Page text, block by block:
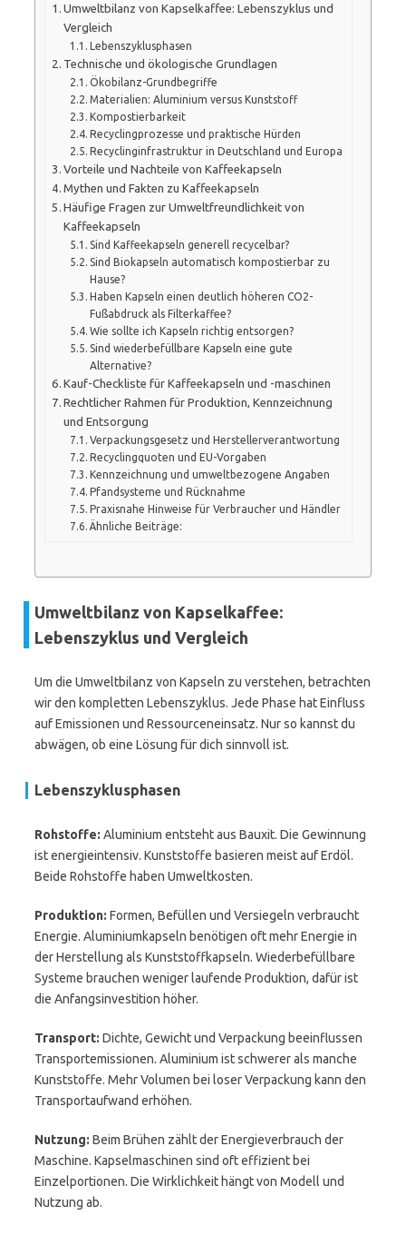
Umweltbilanz von Kapselkaffee: Lebenszyklus und
Vergleich
Lebenszyklusphasen
Technische und ökologische Grundlagen
Ökobilanz-Grundbegriffe
Materialien: Aluminium versus Kunststoff
Kompostierbarkeit
Recyclingprozesse und praktische Hürden
Recyclinginfrastruktur in Deutschland und Europa
Vorteile und Nachteile von Kaffeekapseln
Mythen und Fakten zu Kaffeekapseln
Häufige Fragen zur Umweltfreundlichkeit von
Kaffeekapseln
Sind Kaffeekapseln generell recycelbar?
Sind Biokapseln automatisch kompostierbar zu
Hause?
Haben Kapseln einen deutlich höheren CO2-
Fußabdruck als Filterkaffee?
Wie sollte ich Kapseln richtig entsorgen?
Sind wiederbefüllbare Kapseln eine gute
Alternative?
Kauf-Checkliste für Kaffeekapseln und -maschinen
Rechtlicher Rahmen für Produktion, Kennzeichnung
und Entsorgung
Verpackungsgesetz und Herstellerverantwortung
Recyclingquoten und EU-Vorgaben
Kennzeichnung und umweltbezogene Angaben
Pfandsysteme und Rücknahme
Praxisnahe Hinweise für Verbraucher und Händler
Ähnliche Beiträge:
Umweltbilanz von Kapselkaffee:
Lebenszyklus und Vergleich
Um die Umweltbilanz von Kapseln zu verstehen, betrachten
wir den kompletten Lebenszyklus. Jede Phase hat Einfluss
auf Emissionen und Ressourceneinsatz. Nur so kannst du
abwägen, ob eine Lösung für dich sinnvoll ist.
Lebenszyklusphasen
Rohstoffe: Aluminium entsteht aus Bauxit. Die Gewinnung
ist energieintensiv. Kunststoffe basieren meist auf Erdöl.
Beide Rohstoffe haben Umweltkosten.
Produktion: Formen, Befüllen und Versiegeln verbraucht
Energie. Aluminiumkapseln benötigen oft mehr Energie in
der Herstellung als Kunststoffkapseln. Wiederbefüllbare
Systeme brauchen weniger laufende Produktion, dafür ist
die Anfangsinvestition höher.
Transport: Dichte, Gewicht und Verpackung beeinflussen
Transportemissionen. Aluminium ist schwerer als manche
Kunststoffe. Mehr Volumen bei loser Verpackung kann den
Transportaufwand erhöhen.
Nutzung: Beim Brühen zählt der Energieverbrauch der
Maschine. Kapselmaschinen sind oft effizient bei
Einzelportionen. Die Wirklichkeit hängt von Modell und
Nutzung ab.